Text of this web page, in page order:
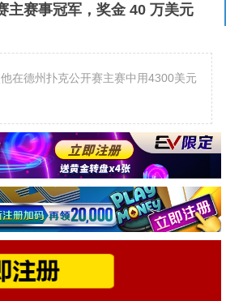
主赛事冠军，奖金 40 万美元
在德州扑克公开赛主赛中用4300美元